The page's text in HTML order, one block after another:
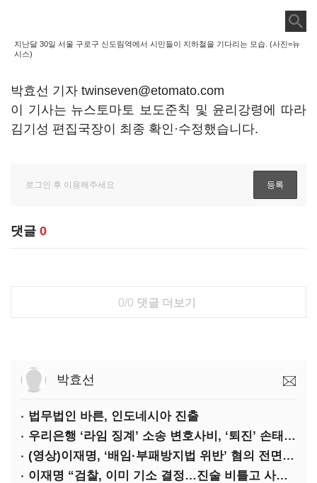
지난달 30일 서울 구로구 신도림역에서 시민들이 지하철을 기다리는 모습. (사진=뉴
시스)
박효선 기자 twinseven@etomato.com
이 기사는 뉴스토마토 보도준칙 및 윤리강령에 따라
김기성 편집국장이 최종 확인·수정했습니다.
댓글 0
0/0 댓글 더보기
박효선
법무법인 바른, 인도네시아 진출
우리은행 ‘라임 징계’ 소송 변호사비, ‘퇴진’ 손태승 회장 개인이 납부하나
(영상)이재명, ‘배임·부패방지법 위반’ 혐의 전면 반박(종합)
이재명 “검찰, 이미 기소 결정…진술 비틀고 사건 조작에 악용”